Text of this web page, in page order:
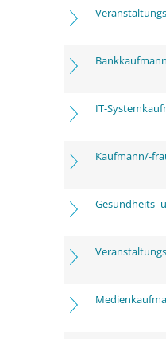
IT-
Kaufmann/-
Gesundheits-